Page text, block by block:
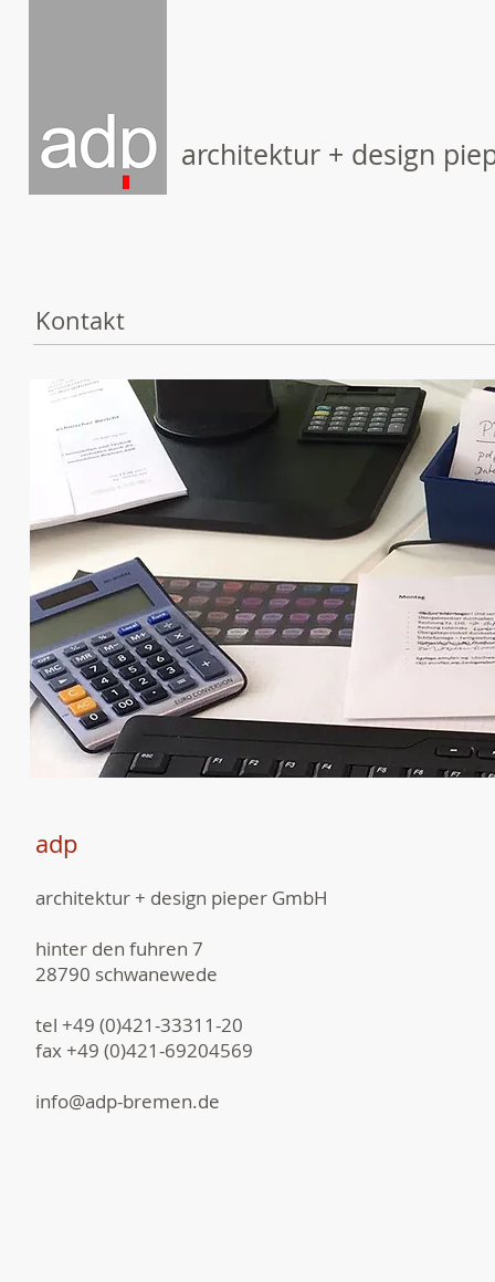
architektur + design
Kontakt
adp
architektur + design pieper GmbH
hinter den fuhren 7
28790 schwanewede
tel +49 (0)421-33311-20
fax +49 (0)421-69204569
info@adp-bremen.de